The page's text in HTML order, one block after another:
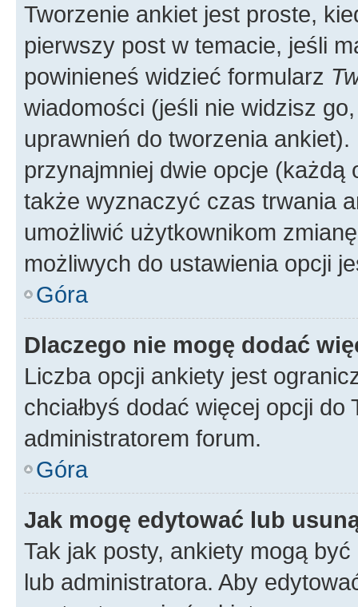
Tworzenie ankiet jest proste,
pierwszy post w temacie, jeśli
powinieneś widzieć formularz
wiadomości (jeśli nie widzisz
uprawnień do tworzenia
przynajmniej dwie opcje
także wyznaczyć czas trwania
umożliwić użytkownikom
możliwych do ustawienia opcji
Góra
Dlaczego nie mogę dodać
Liczba opcji ankiety jest
chciałbyś dodać więcej opcji
administratorem forum.
Góra
Jak mogę edytować lub
Tak jak posty, ankiety mogą
lub administratora. Aby